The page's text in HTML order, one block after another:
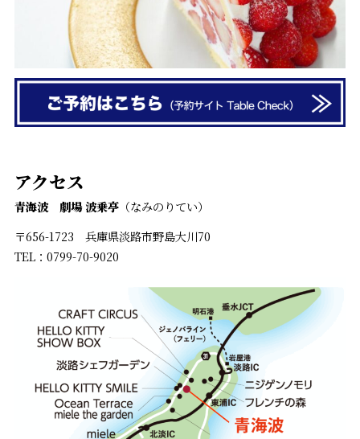
アクセス
青海波 劇場 波乗亭（なみのりてい）
〒656-1723 兵庫県淡路市野島大川70
TEL：0799-70-9020